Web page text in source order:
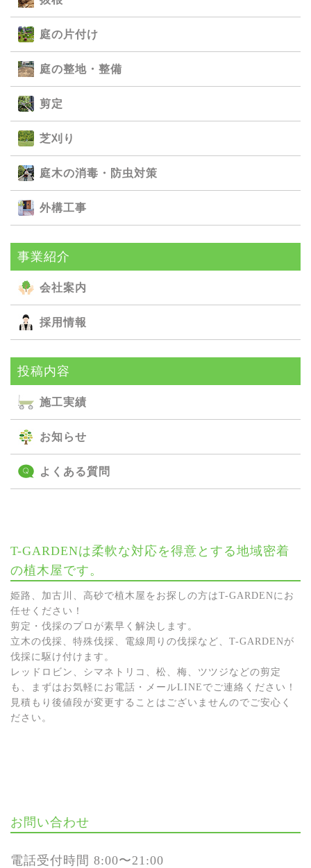
庭の⽚付け
庭の整地・整備
剪定
芝刈り
庭⽊の消毒・防⾍対策
外構⼯事
事業紹介
会社案内
採用情報
投稿内容
施⼯実績
お知らせ
よくある質問
T-GARDENは柔軟な対応を得意とする地域密着
の植木屋です。
姫路、加古川、高砂で植木屋をお探しの方はT-GARDENにお
任せください！
剪定・伐採のプロが素早く解決します。
立木の伐採、特殊伐採、電線周りの伐採など、T-GARDENが
伐採に駆け付けます。
レッドロビン、シマネトリコ、松、梅、ツツジなどの剪定
も、まずはお気軽にお電話・メールLINEでご連絡ください！
見積もり後値段が変更することはございませんのでご安心く
ださい。
お問い合わせ
電話受付時間 8:00〜21:00